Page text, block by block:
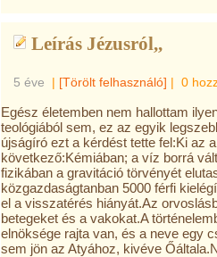
Leírás Jézusról,,
5 éve | [Törölt felhasználó] | 0
Egész életemben nem hallottam
teológiából sem, ez az egyik
újságíró ezt a kérdést tette fel:Ki az
következő:Kémiában; a víz borrá
fizikában a gravitáció törvényét
közgazdaságtanban 5000 férfi
el a visszatérés hiányát.Az
betegeket és a vakokat.A
elnöksége rajta van, és a neve egy
sem jön az Atyához, kivéve